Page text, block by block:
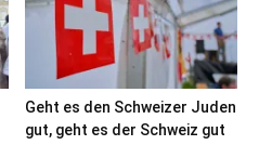
Geht es den Schweizer Juden
gut, geht es der Schweiz gut